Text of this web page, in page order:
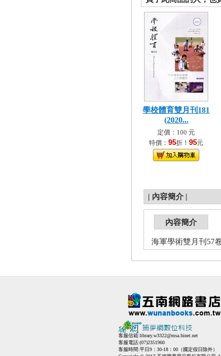
學校體育雙月刊181
(2020...
定價：100 元
特價： 95折！ 95元
| 內容簡介 |
內容簡介
海軍學術雙月刊57
客服信箱:library.w3322@msa.hinet.net
客服電話:(07)2351960
客服時間:平日9：30-18：00（國定假日除外）